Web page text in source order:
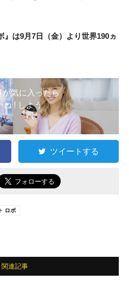
は9月7日（金）より世界190ヵ
が気に入ったら
ね ! しよう
ツイートする
ロボ
関連記事